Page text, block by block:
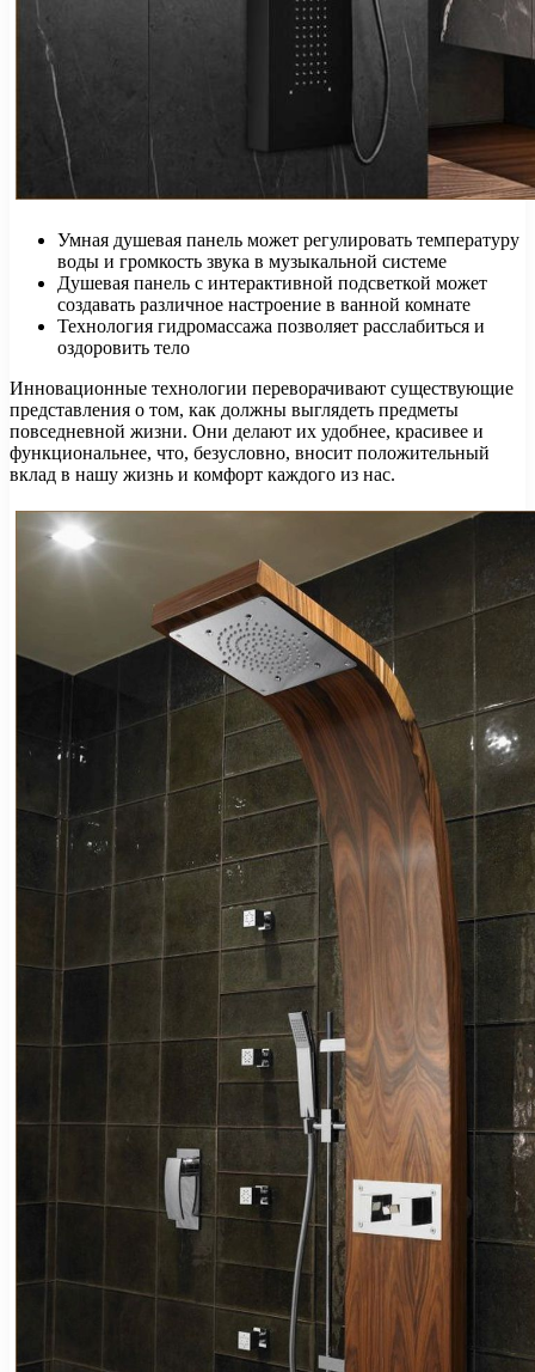
Умная душевая панель может регулировать температуру
воды и громкость звука в музыкальной системе
Душевая панель с интерактивной подсветкой может
создавать различное настроение в ванной комнате
Технология гидромассажа позволяет расслабиться и
оздоровить тело
Инновационные технологии переворачивают существующие
представления о том, как должны выглядеть предметы
повседневной жизни. Они делают их удобнее, красивее и
функциональнее, что, безусловно, вносит положительный
вклад в нашу жизнь и комфорт каждого из нас.